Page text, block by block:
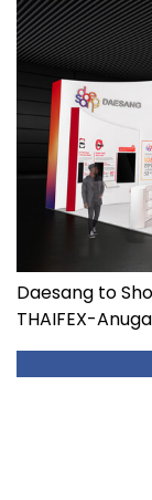
Daesang to
THAIFEX-